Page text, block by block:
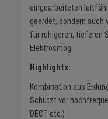
eingearbeiteten
geerdet, sondern auch
für ruhigeren, tieferen
Elektrosmog.
Highlights:
Kombination aus
Schützt vor
DECT etc.)